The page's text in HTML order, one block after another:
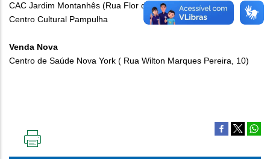
CAC Jardim Montanhês (Rua Flor das Cobras, 10)
Centro Cultural Pampulha
Venda Nova
Centro de Saúde Nova York ( Rua Wilton Marques Pereira, 10)